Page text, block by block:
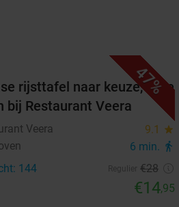
47%
rijsttafel naar keuze, af te
bij Restaurant Veera
Veera 9.1 star
6 min. directions_walk
144 €28
€14,95